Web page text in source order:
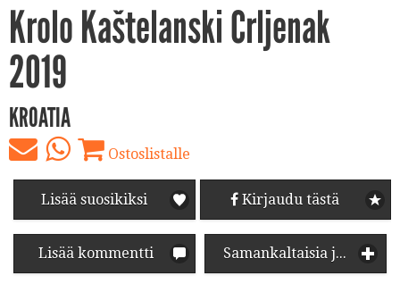
Krolo Kaštelanski Crljenak
2019
KROATIA
Ostoslistalle
Lisää suosikiksi Kirjaudu tästä
Lisää kommentti Samankaltaisia juomia